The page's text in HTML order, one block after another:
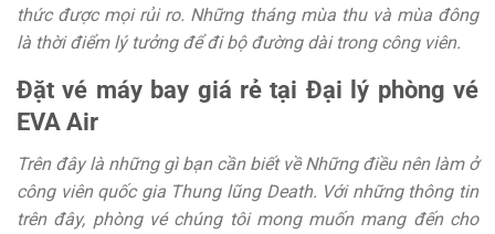
thức được mọi rủi ro. Những tháng mùa thu và mùa đông
là thời điểm lý tưởng để đi bộ đường dài trong công viên.
Đặt vé máy bay giá rẻ tại Đại lý phòng vé
EVA Air
Trên đây là những gì bạn cần biết về Những điều nên làm ở
công viên quốc gia Thung lũng Death. Với những thông tin
trên đây, phòng vé chúng tôi mong muốn mang đến cho